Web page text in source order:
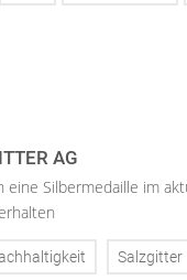
AG
Silbermedaille im
Salzgitter